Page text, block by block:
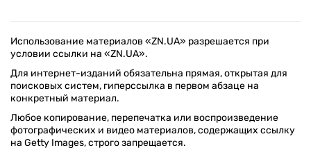
Использование материалов «ZN.UA» разрешается при
условии ссылки на «ZN.UA».
Для интернет-изданий обязательна прямая, открытая для
поисковых систем, гиперссылка в первом абзаце на
конкретный материал.
Любое копирование, перепечатка или воспроизведение
фотографических и видео материалов, содержащих ссылку
на Getty Images, строго запрещается.